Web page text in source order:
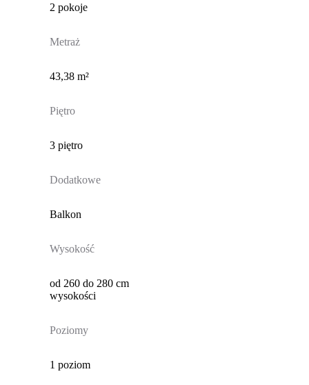
2 pokoje
Metraż
43,38 m²
Piętro
3 piętro
Dodatkowe
Balkon
Wysokość
od 260 do 280 cm
wysokości
Poziomy
1 poziom